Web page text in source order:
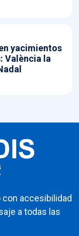
yacimientos
València la
accesibilidad
a todas las